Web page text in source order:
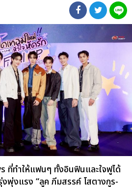
ที่ทำให้แฟนๆ ทั้งอินฟินและใจฟูได้
พุ่งแรง “ลูค ภีมสรรค์ โสตางกูร-